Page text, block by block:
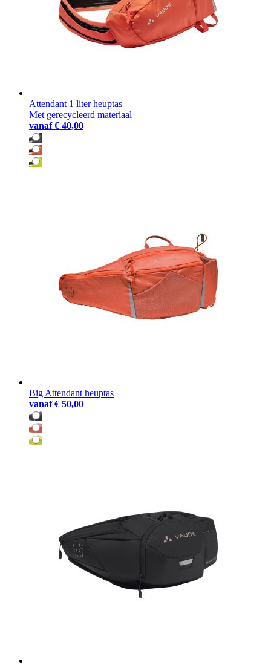
Attendant 1 liter heuptas
Met gerecycleerd materiaal
vanaf € 40,00
Big Attendant heuptas
vanaf € 50,00